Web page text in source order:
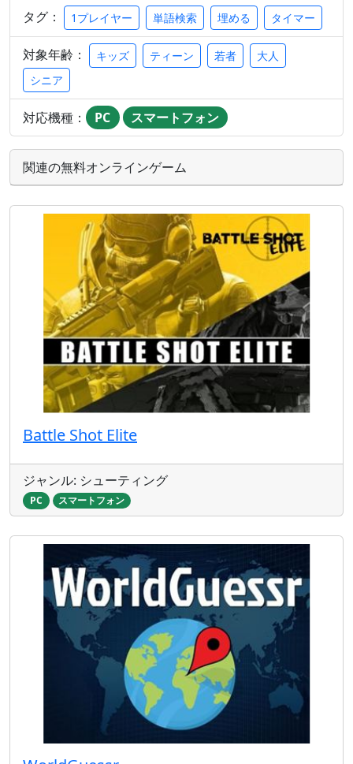
タグ： 1プレイヤー 単語検索 埋める タイマー
対象年齢： キッズ ティーン 若者
大人
シニア
対応機種： PC スマートフォン
関連の無料オンラインゲーム
Battle Shot Elite
ジャンル: シューティング
PC スマートフォン